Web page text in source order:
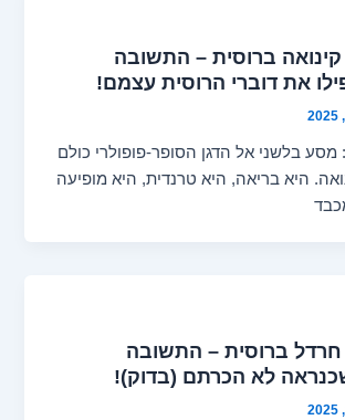
קינואה ברוסית – התשובה
את דוברי הרוסית עצמם!
מסע בלשני אל הדגן הסופר-פופולרי כולם
היא בריאה, היא טרנדית, היא מופיעה
חרדל ברוסית – התשובה
לא הכרתם (בדוק)!